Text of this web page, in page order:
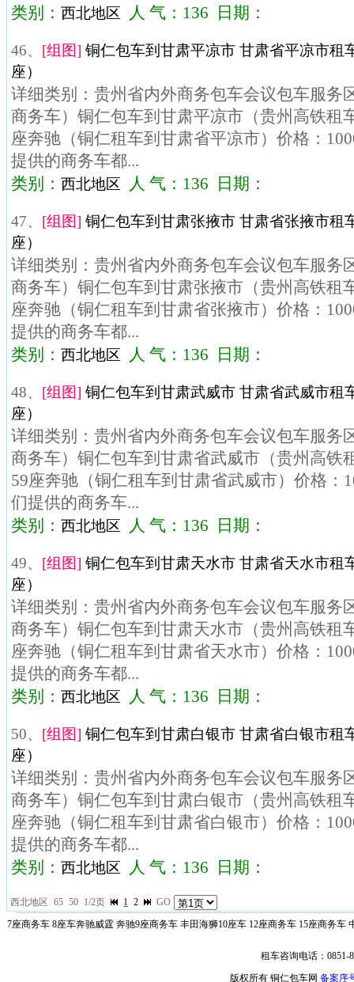
类别： 西北地区 人 气：136 日期：
46、 [组图] 铜仁包车到甘肃平凉市 甘肃省平凉市租
座）
详细类别：贵州省内外商务包车会议包车服务
商务车）铜仁包车到甘肃平凉市（贵州高铁租
座奔驰（铜仁租车到甘肃省平凉市）价格：
提供的商务车都...
类别： 西北地区 人 气：136 日期：
47、 [组图] 铜仁包车到甘肃张掖市 甘肃省张掖市租
座）
详细类别：贵州省内外商务包车会议包车服务
商务车）铜仁包车到甘肃张掖市（贵州高铁租
座奔驰（铜仁租车到甘肃省张掖市）价格：
提供的商务车都...
类别： 西北地区 人 气：136 日期：
48、 [组图] 铜仁包车到甘肃武威市 甘肃省武威市租
座）
详细类别：贵州省内外商务包车会议包车服务
商务车）铜仁包车到甘肃省武威市（贵州高铁
59座奔驰（铜仁租车到甘肃省武威市）价格：
们提供的商务车...
类别： 西北地区 人 气：136 日期：
49、 [组图] 铜仁包车到甘肃天水市 甘肃省天水市租
座）
详细类别：贵州省内外商务包车会议包车服务
商务车）铜仁包车到甘肃天水市（贵州高铁租
座奔驰（铜仁租车到甘肃省天水市）价格：
提供的商务车都...
类别： 西北地区 人 气：136 日期：
50、 [组图] 铜仁包车到甘肃白银市 甘肃省白银市租
座）
详细类别：贵州省内外商务包车会议包车服务
商务车）铜仁包车到甘肃白银市（贵州高铁租
座奔驰（铜仁租车到甘肃省白银市）价格：
提供的商务车都...
类别： 西北地区 人 气：136 日期：
西北地区 65 50 1/2页 1 2
GO
7座商务车 8座车奔驰威霆 奔驰9座商务车 丰田海狮10座车 12座商务车 15座商务车
租车咨询电话：0851-
版权所有 铜仁包车网 备案序